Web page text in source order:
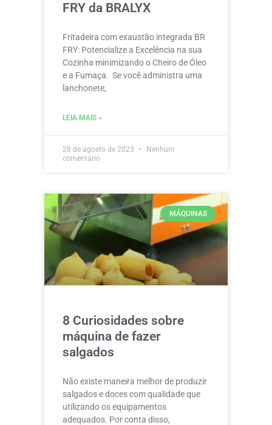
FRY da BRALYX
Fritadeira com exaustão integrada BR
FRY: Potencialize a Excelência na sua
Cozinha minimizando o Cheiro de Óleo
e a Fumaça. Se você administra uma
lanchonete,
LEIA MAIS »
28 de agosto de 2023
Nenhum
comentário
MÁQUINAS
8 Curiosidades sobre
máquina de fazer
salgados
Não existe maneira melhor de produzir
salgados e doces com qualidade que
utilizando os equipamentos
adequados. Por conta disso,